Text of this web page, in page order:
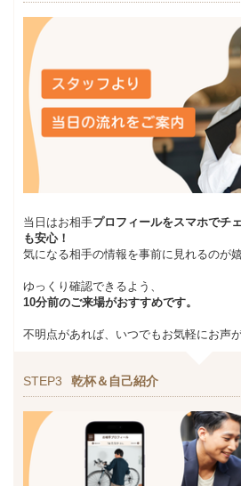
当日はお相手プロフィールをスマホでチ
も安心！
気になる相手の情報を事前に見れるのが
ゆっくり確認できるよう、
10分前のご来場がおすすめです。
不明点があれば、いつでもお気軽にお声
STEP3 乾杯＆自己紹介